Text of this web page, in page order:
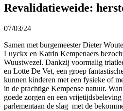
Revalidatieweide:
07/03/24
Samen met burgemeester Dieter
Luyckx en Katrin Kempenaers
Wuustwezel. Dankzij voormalig
en Lotte De Vet, een groep
kunnen kinderen met een fysieke of
in de prachtige Kempense natuur.
goede zorgen en een
parlementaan de slag met de